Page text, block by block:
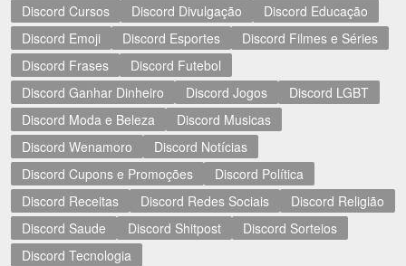
Discord Cursos
Discord Divulgação
Discord Educação
Discord Emoji
Discord Esportes
Discord Filmes e Séries
Discord Frases
Discord Futebol
Discord Ganhar Dinheiro
Discord Jogos
Discord LGBT
Discord Moda e Beleza
Discord Musicas
Discord Wenamoro
Discord Notícias
Discord Cupons e Promoções
Discord Política
Discord Receitas
Discord Redes Sociais
Discord Religião
Discord Saude
Discord Shitpost
Discord Sorteios
Discord Tecnologia